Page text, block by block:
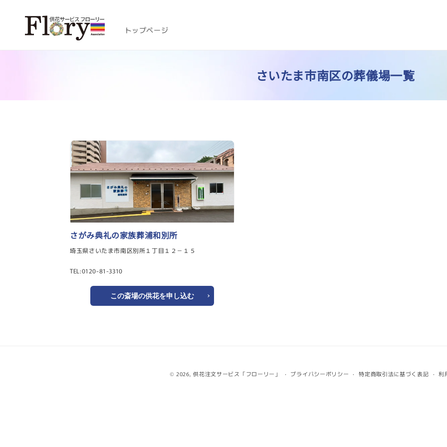
進む
トップページ
さいたま市南区の葬儀場一覧
さがみ典礼の家族葬浦和別所
埼玉県さいたま市南区別所１丁目１２－１５
TEL:0120-81-3310
この斎場の供花を申し込む
© 2026,供花注文サービス「フローリー」 プライバシーポリシー 特定商取引法に基づく表記 利